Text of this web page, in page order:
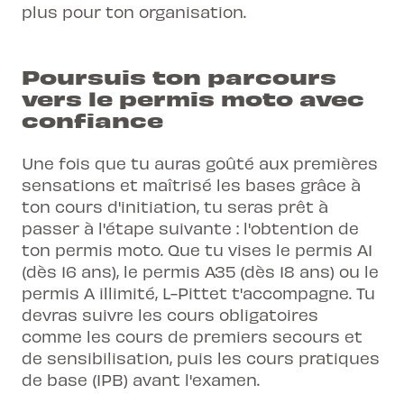
plus pour ton organisation.
Poursuis ton parcours
vers le permis moto avec
confiance
Une fois que tu auras goûté aux premières
sensations et maîtrisé les bases grâce à
ton cours d'initiation, tu seras prêt à
passer à l'étape suivante : l'obtention de
ton permis moto. Que tu vises le permis A1
(dès 16 ans), le permis A35 (dès 18 ans) ou le
permis A illimité, L-Pittet t'accompagne. Tu
devras suivre les cours obligatoires
comme les cours de premiers secours et
de sensibilisation, puis les cours pratiques
de base (IPB) avant l'examen.